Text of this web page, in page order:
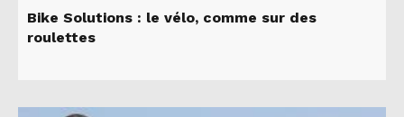
Bike Solutions : le vélo, comme sur des
roulettes